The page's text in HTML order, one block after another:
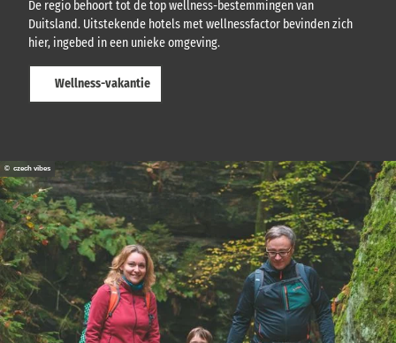
De regio behoort tot de top wellness-bestemmingen van
Duitsland. Uitstekende hotels met wellnessfactor bevinden zich
hier, ingebed in een unieke omgeving.
Wellness-vakantie
© czech vibes